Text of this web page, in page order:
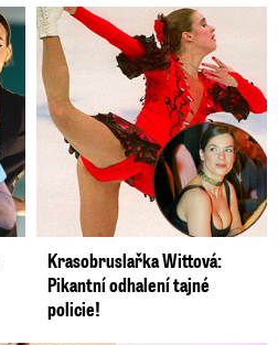
Krasobruslařka Wittová:
Pikantní odhalení tajné
policie!